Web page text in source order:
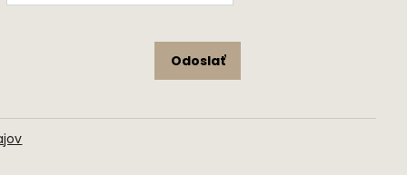
Odoslať